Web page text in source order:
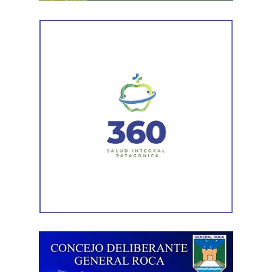
que los salarios se actualicen por IPC y además se hayan
El Secretario General de ATE Nacional destacó que «se
han verificado afiliaciones masivas. Cientos de
trabajadores de todos los ministerios y organismos
públicos provinciales se están afiliando. Esa confianza
que están depositando en el sindicato es fundamental
Alberto Weretilneck. Allí se estableció el pase a planta
permanente de los contratados con fecha de corte de
ingreso hasta el 31 de diciembre de 2025. ATE no sólo ha